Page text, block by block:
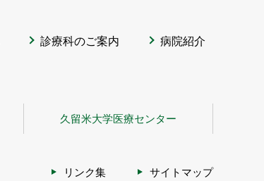
診療科のご案内
病院紹介
久留米大学医療センター
リンク集 サイトマップ